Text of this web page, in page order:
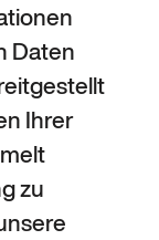
Daten
Ihrer
zu